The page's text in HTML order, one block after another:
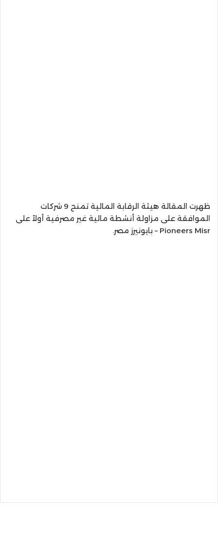
ظهرت المقالة هيئة الرقابة المالية تمنح 9 شركات
الموافقة على مزاولة أنشطة مالية غير مصرفية أولاً على
Pioneers Misr – بايونيرز مصر.